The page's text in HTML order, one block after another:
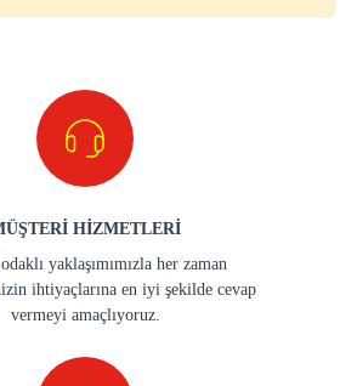
HİZMETLERİ
yaklaşımımızla her zaman
ihtiyaçlarına en iyi şekilde cevap
vermeyi amaçlıyoruz.